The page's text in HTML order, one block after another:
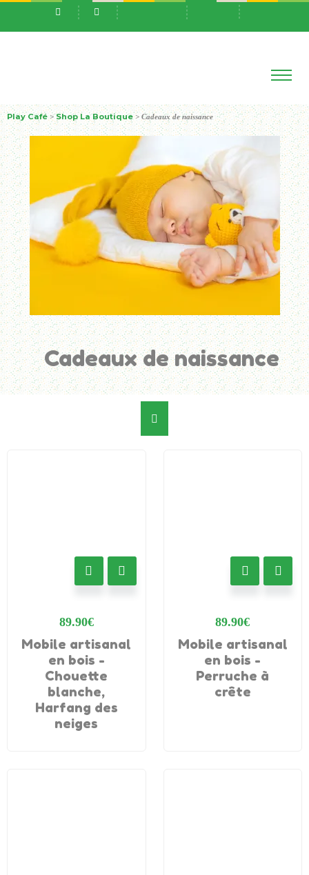
Play Café >Shop La Boutique> Cadeaux de naissance
Cadeaux de naissance
89.90€
Mobile artisanal
en bois -
Chouette
blanche,
Harfang des
neiges
89.90€
Mobile artisanal
en bois -
Perruche à
crête